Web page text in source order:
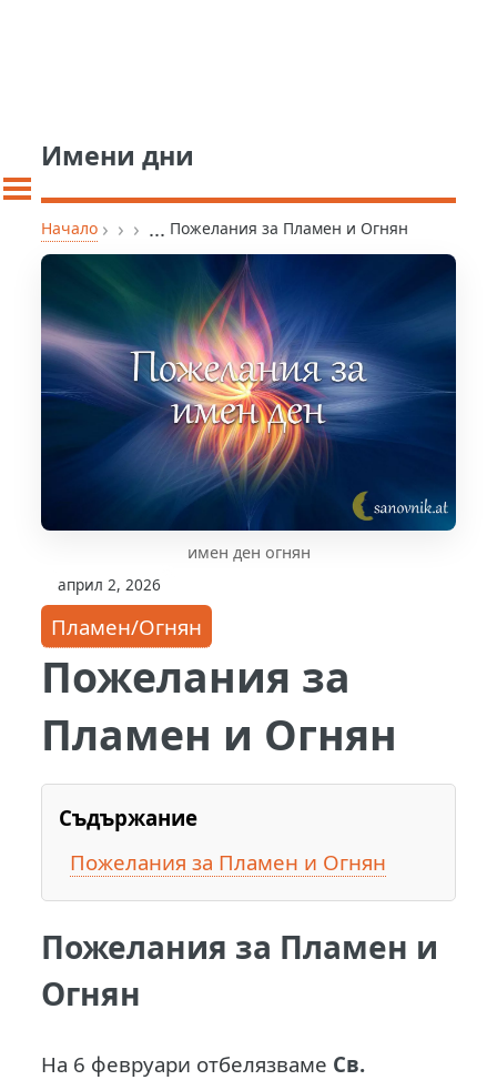
Имени дни
Начало › › › ... Пожелания за Пламен и Огнян
имен ден огнян
април 2, 2026
Пламен/Огнян
Пожелания за
Пламен и Огнян
Съдържание
Пожелания за Пламен и Огнян
Пожелания за Пламен и
Огнян
На 6 февруари отбелязваме Св.